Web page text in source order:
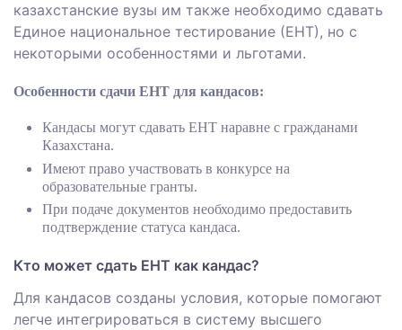
казахстанские вузы им также необходимо сдавать
Единое национальное тестирование (ЕНТ), но с
некоторыми особенностями и льготами.
Особенности сдачи ЕНТ для кандасов:
Кандасы могут сдавать ЕНТ наравне с гражданами
Казахстана.
Имеют право участвовать в конкурсе на
образовательные гранты.
При подаче документов необходимо предоставить
подтверждение статуса кандаса.
Кто может сдать ЕНТ как кандас?
Для кандасов созданы условия, которые помогают
легче интегрироваться в систему высшего